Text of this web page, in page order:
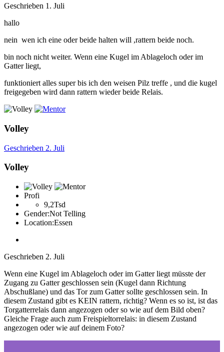
Geschrieben 1. Juli
hallo
nein wen ich eine oder beide halten will ,rattern beide noch.
bin noch nicht weiter. Wenn eine Kugel im Ablageloch oder im
Gatter liegt,
funktioniert alles super bis ich den weisen Pilz treffe , und die kugel
freigegeben wird dann rattern wieder beide Relais.
Volley
Geschrieben 2. Juli
Volley
Profi
9,2Tsd
Gender:Not Telling
Location:Essen
Geschrieben 2. Juli
Wenn eine Kugel im Ablageloch oder im Gatter liegt müsste der
Zugang zu Gatter geschlossen sein (Kugel dann Richtung
Abschußlane) und das Tor zum Gatter sollte geschlossen sein. In
diesem Zustand gibt es KEIN rattern, richtig? Wenn es so ist, ist das
Torgatterrelais dann angezogen oder so wie auf dem Bild oben?
Gleiche Frage auch zum Freispieltorrelais: in diesem Zustand
angezogen oder wie auf deinem Foto?